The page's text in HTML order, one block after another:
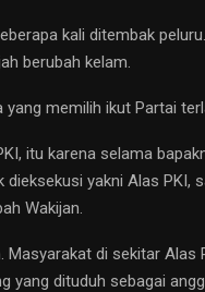
kali ditembak
berubah kelam.
memilih ikut Partai
itu karena selama
yakni Alas
Wakijan.
di sekitar
dituduh sebagai